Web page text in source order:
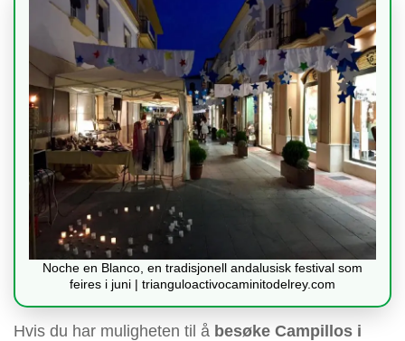
Noche en Blanco, en tradisjonell andalusisk festival som
feires i juni | trianguloactivocaminitodelrey.com
Hvis du har muligheten til å besøke Campillos i